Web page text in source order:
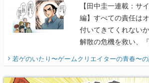
【田中圭一連載：サ
編】すべての責任は
付いてきてくれない
解散の危機を救い、
開く。業界の快男児
『少年ジャンプ』色
り】
若ゲのいたり〜ゲームクリエイターの青春〜